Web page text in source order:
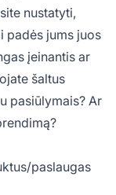
nustatyti,
padės jums juos
įeinantis ar
šaltus
pasiūlymais? Ar
paslaugas